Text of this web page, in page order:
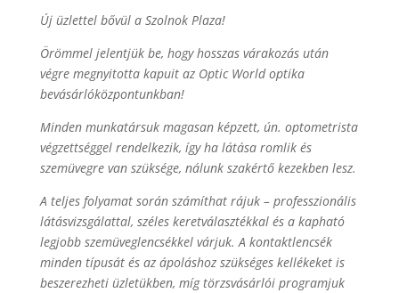
Új üzlettel bővül a Szolnok Plaza!
Örömmel jelentjük be, hogy hosszas várakozás után
végre megnyitotta kapuit az Optic World optika
bevásárlóközpontunkban!
Minden munkatársuk magasan képzett, ún. optometrista
végzettséggel rendelkezik, így ha látása romlik és
szemüvegre van szüksége, nálunk szakértő kezekben lesz.
A teljes folyamat során számíthat rájuk – professzionális
látásvizsgálattal, széles keretválasztékkal és a kapható
legjobb szemüveglencsékkel várjuk. A kontaktlencsék
minden típusát és az ápoláshoz szükséges kellékeket is
beszerezheti üzletükben, míg törzsvásárlói programjuk